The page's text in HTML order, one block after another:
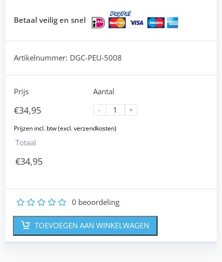
Betaal veilig en snel
Artikelnummer: DGC-PEU-5008
Prijs
€34,95
Aantal
-
+
Totaal
€34,95
5
4
3
2 0 beoordeling
TOEVOEGEN AAN WINKELWAGEN